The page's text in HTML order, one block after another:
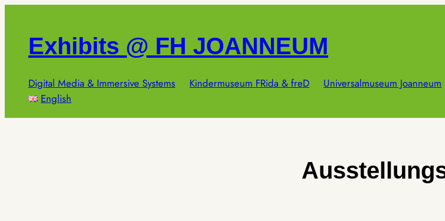
springenExhibits @ FH JOANNEUM
Digital Media & Immersive Systems Kindermuseum FRida & freD Universalmuseum Joanneum
English